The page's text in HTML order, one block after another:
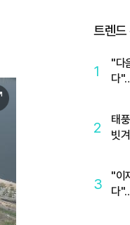
트렌드
1
"다
다
2
태
빗
3
"이
다